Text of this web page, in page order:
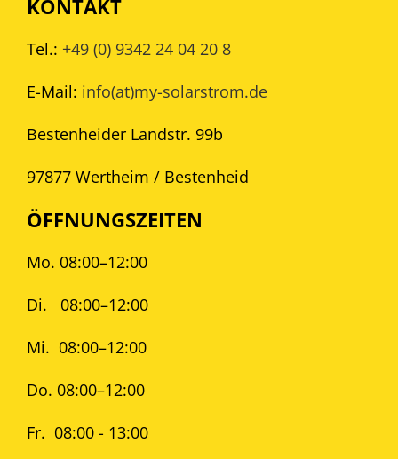
KONTAKT
Tel.: +49 (0) 9342 24 04 20 8
E-Mail: info(at)my-solarstrom.de
Bestenheider Landstr. 99b
97877 Wertheim / Bestenheid
ÖFFNUNGSZEITEN
Mo. 08:00–12:00
Di. 08:00–12:00
Mi. 08:00–12:00
Do. 08:00–12:00
Fr. 08:00 - 13:00